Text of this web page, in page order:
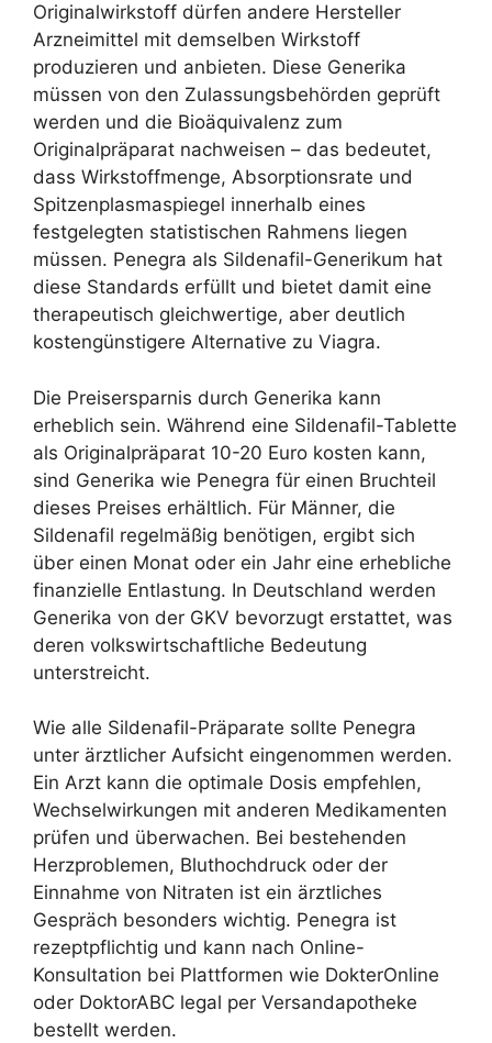
Originalwirkstoff dürfen andere Hersteller
Arzneimittel mit demselben Wirkstoff
produzieren und anbieten. Diese Generika
müssen von den Zulassungsbehörden geprüft
werden und die Bioäquivalenz zum
Originalpräparat nachweisen – das bedeutet,
dass Wirkstoffmenge, Absorptionsrate und
Spitzenplasmaspiegel innerhalb eines
festgelegten statistischen Rahmens liegen
müssen. Penegra als Sildenafil-Generikum hat
diese Standards erfüllt und bietet damit eine
therapeutisch gleichwertige, aber deutlich
kostengünstigere Alternative zu Viagra.
Die Preisersparnis durch Generika kann
erheblich sein. Während eine Sildenafil-Tablette
als Originalpräparat 10-20 Euro kosten kann,
sind Generika wie Penegra für einen Bruchteil
dieses Preises erhältlich. Für Männer, die
Sildenafil regelmäßig benötigen, ergibt sich
über einen Monat oder ein Jahr eine erhebliche
finanzielle Entlastung. In Deutschland werden
Generika von der GKV bevorzugt erstattet, was
deren volkswirtschaftliche Bedeutung
unterstreicht.
Wie alle Sildenafil-Präparate sollte Penegra
unter ärztlicher Aufsicht eingenommen werden.
Ein Arzt kann die optimale Dosis empfehlen,
Wechselwirkungen mit anderen Medikamenten
prüfen und überwachen. Bei bestehenden
Herzproblemen, Bluthochdruck oder der
Einnahme von Nitraten ist ein ärztliches
Gespräch besonders wichtig. Penegra ist
rezeptpflichtig und kann nach Online-
Konsultation bei Plattformen wie DokterOnline
oder DoktorABC legal per Versandapotheke
bestellt werden.